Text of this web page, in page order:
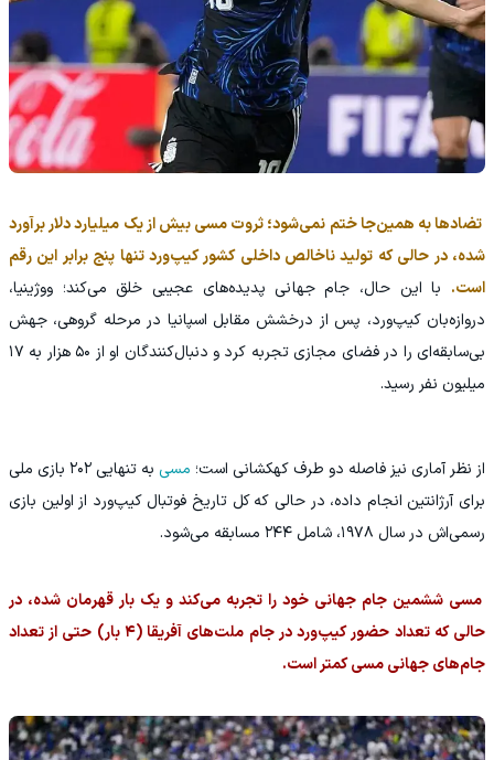
تضادها به همین‌جا ختم نمی‌شود؛ ثروت مسی بیش از یک میلیارد دلار برآورد
شده، در حالی که تولید ناخالص داخلی کشور کیپ‌ورد تنها پنج برابر این رقم
است. با این حال، جام جهانی پدیده‌های عجیبی خلق می‌کند؛ ووژینیا،
دروازه‌بان کیپ‌ورد، پس از درخشش مقابل اسپانیا در مرحله گروهی، جهش
بی‌سابقه‌ای را در فضای مجازی تجربه کرد و دنبال‌کنندگان او از ۵۰ هزار به ۱۷
میلیون نفر رسید.
از نظر آماری نیز فاصله دو طرف کهکشانی است؛ مسی
به تنهایی ۲۰۲ بازی ملی
برای آرژانتین انجام داده، در حالی که کل تاریخ فوتبال کیپ‌ورد از اولین بازی
رسمی‌اش در سال ۱۹۷۸، شامل ۲۴۴ مسابقه می‌شود.
مسی ششمین جام جهانی خود را تجربه می‌کند و یک بار قهرمان شده، در
حالی که تعداد حضور کیپ‌ورد در جام ملت‌های آفریقا (۴ بار) حتی از تعداد
جام‌های جهانی مسی کمتر است.